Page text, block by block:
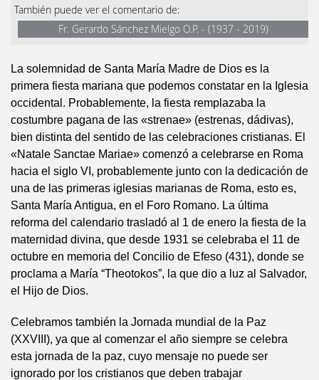
También puede ver el comentario de:
Fr. Gerardo Sánchez Mielgo O.P. - (1937 - 2019)
La solemnidad de Santa María Madre de Dios es la
primera fiesta mariana que podemos constatar en la Iglesia
occidental. Probablemente, la fiesta remplazaba la
costumbre pagana de las «strenae» (estrenas, dádivas),
bien distinta del sentido de las celebraciones cristianas. El
«Natale Sanctae Mariae» comenzó a celebrarse en Roma
hacia el siglo VI, probablemente junto con la dedicación de
una de las primeras iglesias marianas de Roma, esto es,
Santa María Antigua, en el Foro Romano. La última
reforma del calendario trasladó al 1 de enero la fiesta de la
maternidad divina, que desde 1931 se celebraba el 11 de
octubre en memoria del Concilio de Efeso (431), donde se
proclama a María “Theotokos”, la que dio a luz al Salvador,
el Hijo de Dios.
Celebramos también la Jornada mundial de la Paz
(XXVIII), ya que al comenzar el año siempre se celebra
esta jornada de la paz, cuyo mensaje no puede ser
ignorado por los cristianos que deben trabajar